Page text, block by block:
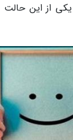
از این